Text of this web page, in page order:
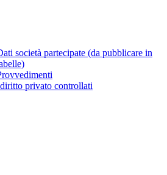
società partecipate (da pubblicare in
privato controllati